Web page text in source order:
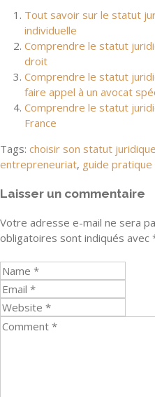
Tout savoir sur le statut
individuelle
Comprendre le statut
droit
Comprendre le statut
faire appel à un avocat
Comprendre le statut
France
Tags: choisir son statut juridique
entrepreneuriat, guide
Laisser un commentaire
Votre adresse e-mail ne sera
obligatoires sont indiqués avec